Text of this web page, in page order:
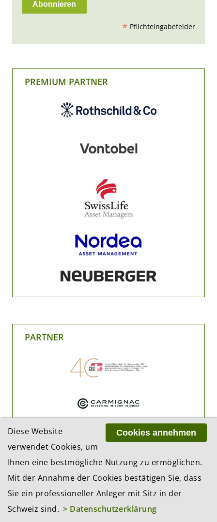
* Pflichteingabefelder
PREMIUM PARTNER
PARTNER
Cookies annehmen
Diese Website
verwendet Cookies, um
Ihnen eine bestmögliche Nutzung zu ermöglichen.
Mit der Annahme der Cookies bestätigen Sie, dass
Sie ein professioneller Anleger mit Sitz in der
Schweiz sind. > Datenschutzerklärung